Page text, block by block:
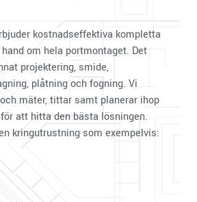
kostnadseffektiva kompletta
om hela portmontaget. Det
projektering, smide,
plåtning och fogning. Vi
mäter, tittar samt planerar ihop
att hitta den bästa lösningen.
kringutrustning som exempelvis: